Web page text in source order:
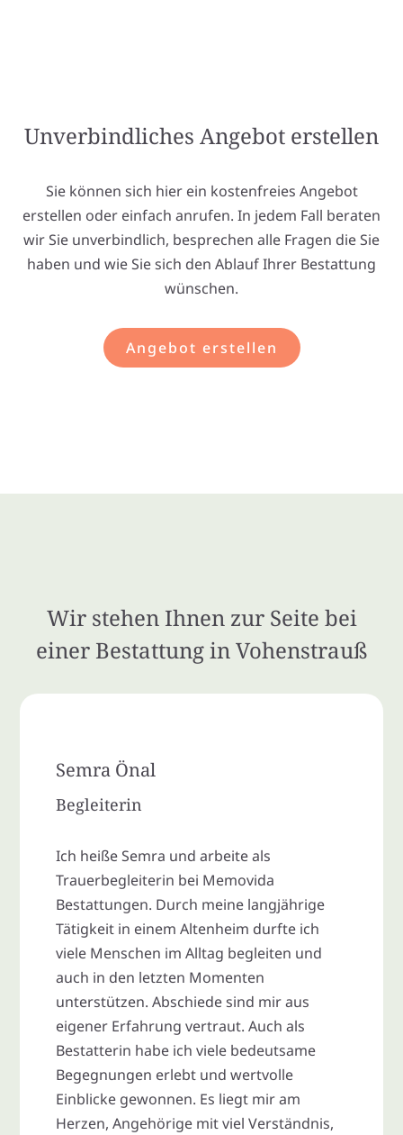
Unverbindliches Angebot erstellen
Sie können sich hier ein kostenfreies Angebot
erstellen oder einfach anrufen. In jedem Fall beraten
wir Sie unverbindlich, besprechen alle Fragen die Sie
haben und wie Sie sich den Ablauf Ihrer Bestattung
wünschen.
Angebot erstellen
Wir stehen Ihnen zur Seite bei
einer Bestattung in Vohenstrauß
Semra Önal
Begleiterin
Ich heiße Semra und arbeite als
Trauerbegleiterin bei Memovida
Bestattungen. Durch meine langjährige
Tätigkeit in einem Altenheim durfte ich
viele Menschen im Alltag begleiten und
auch in den letzten Momenten
unterstützen. Abschiede sind mir aus
eigener Erfahrung vertraut. Auch als
Bestatterin habe ich viele bedeutsame
Begegnungen erlebt und wertvolle
Einblicke gewonnen. Es liegt mir am
Herzen, Angehörige mit viel Verständnis,